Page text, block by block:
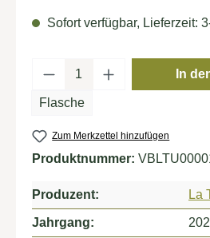
Sofort verfügbar, Lieferzeit:
Produkt Anzahl: Gib
Flasche
In
Zum Merkzettel hinzufügen
Produktnummer:
Produzent: La
Jahrgang: